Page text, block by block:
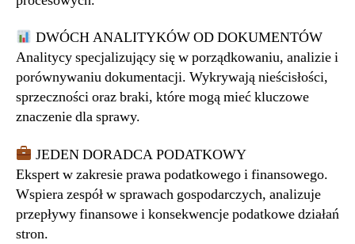
DWÓCH ANALITYKÓW OD DOKUMENTÓW
Analitycy specjalizujący się w porządkowaniu, analizie i
porównywaniu dokumentacji. Wykrywają nieścisłości,
sprzeczności oraz braki, które mogą mieć kluczowe
znaczenie dla sprawy.
JEDEN DORADCA PODATKOWY
Ekspert w zakresie prawa podatkowego i finansowego.
Wspiera zespół w sprawach gospodarczych, analizuje
przepływy finansowe i konsekwencje podatkowe działań
stron.